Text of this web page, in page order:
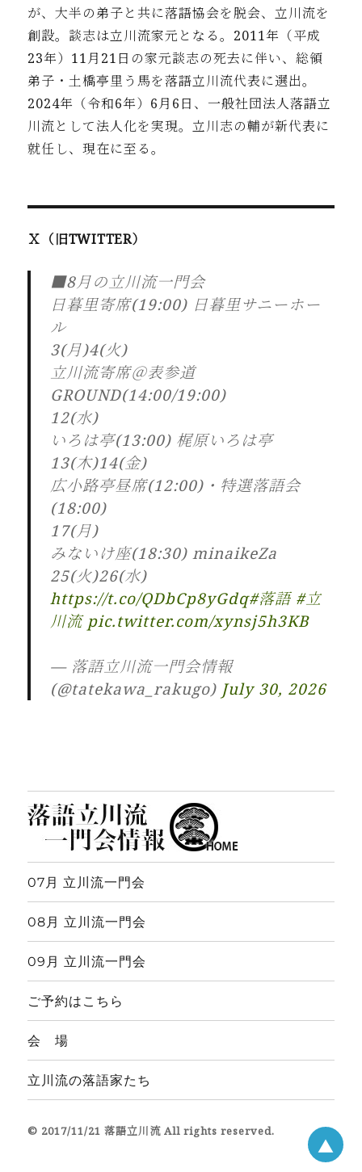
が、大半の弟子と共に落語協会を脱会、立川流を
創設。談志は立川流家元となる。2011年（平成
23年）11月21日の家元談志の死去に伴い、総領
弟子・土橋亭里う馬を落語立川流代表に選出。
2024年 （令和6年）6月6日、一般社団法人落語立
川流として法人化を実現。立川志の輔が新代表に
就任し、現在に至る。
Ｘ（旧TWITTER）
■8月の立川流一門会
日暮里寄席(19:00) 日暮里サニーホー
ル
3(月)4(火)
立川流寄席＠表参道
GROUND(14:00/19:00)
12(水)
いろは亭(13:00) 梶原いろは亭
13(木)14(金)
広小路亭昼席(12:00)・特選落語会
(18:00)
17(月)
みないけ座(18:30) minaikeZa
25(火)26(水)
https://t.co/QDbCp8yGdq#落語 #立
川流 pic.twitter.com/xynsj5h3KB
— 落語立川流一門会情報
(@tatekawa_rakugo) July 30, 2026
07月 立川流一門会
08月 立川流一門会
09月 立川流一門会
ご予約はこちら
会 場
立川流の落語家たち
© 2017/11/21 落語立川流 All rights reserved.
▲